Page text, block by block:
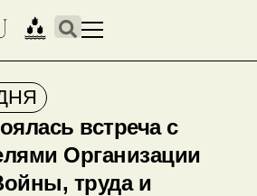
встреча с
Организации
труда и